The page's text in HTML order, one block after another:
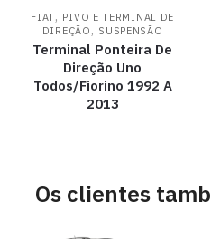
FIAT, PIVO E TERMINAL DE
DIREÇÃO , SUSPENSÃO
Terminal Ponteira De
Direção Uno
Todos/Fiorino 1992 A
2013
Os clientes